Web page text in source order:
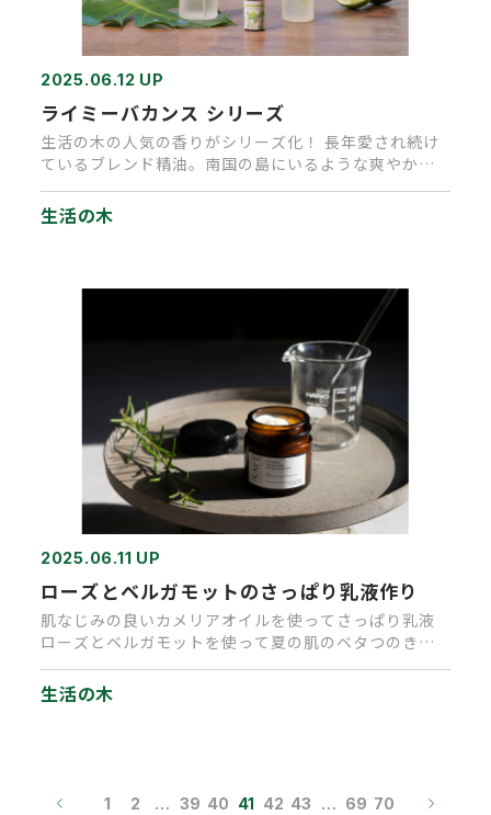
2025.06.12 UP
ライミーバカンス シリーズ
生活の木の人気の香りがシリーズ化！ 長年愛され続け
ているブレンド精油。南国の島にいるような爽やかで
トロピカルな香り！ 人…
生活の木
2025.06.11 UP
ローズとベルガモットのさっぱり乳液作り
肌なじみの良いカメリアオイルを使ってさっぱり乳液
ローズとベルガモットを使って夏の肌のベタつのきや
生活の木
1 2 … 39 40 41 42 43 … 69 70